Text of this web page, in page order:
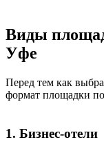
Виды
Уфе
Перед тем как
формат площадки
1. Бизнес-отели